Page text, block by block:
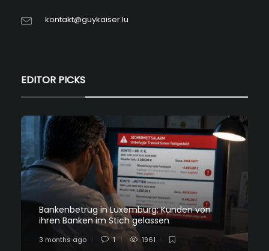
kontakt@guykaiser.lu
EDITOR PICKS
Bankenbetrug in Luxemburg: Kunden von
ihren Banken im Stich gelassen
3 months ago 1 1961